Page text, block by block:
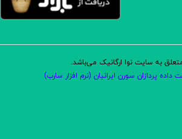
به سایت نوا ارگانیک می‌باشد.
پردازان سورن ایرانیان (نرم افزار سارب)